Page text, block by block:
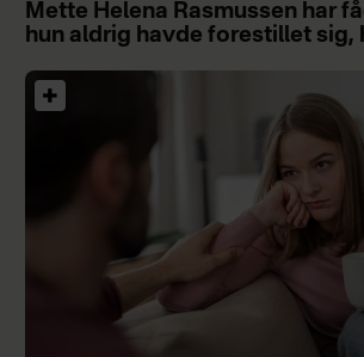
Mette Helena Rasmussen har
hun aldrig havde forestillet sig,